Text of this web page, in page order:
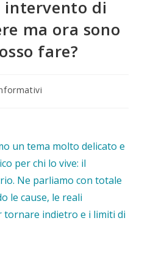
intervento di
ma ora sono
fare?
un tema molto delicato e
per chi lo vive: il
Ne parliamo con totale
le cause, le reali
indietro e i limiti di